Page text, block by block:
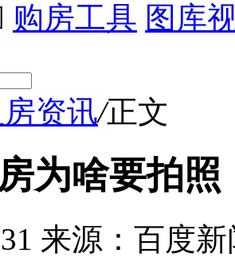
购房工具 图库
资讯/正文
为啥要拍照
来源：百度新